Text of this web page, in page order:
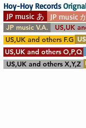
JP music あ JP music
JP music V.A.
US,UK
US,UK and others F.G
US,UK and others O,P,Q
US,UK and others X,Y,Z
Hoy-Hoy Records